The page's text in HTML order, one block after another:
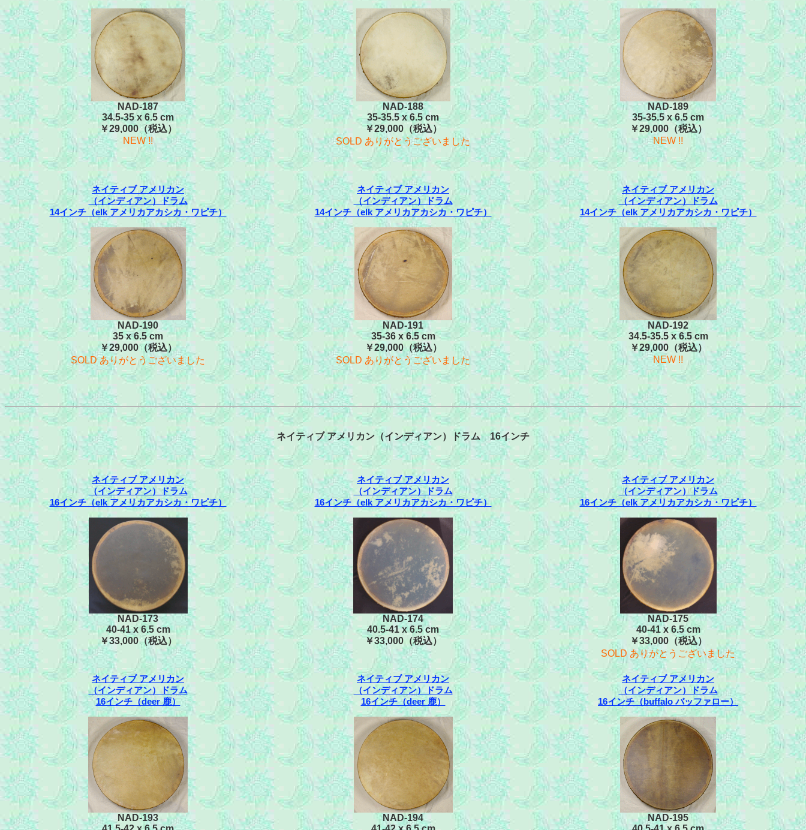
NAD-187
34.5-35 x 6.5 cm
￥29,000（税込）
NEW !!
NAD-188
35-35.5 x 6.5 cm
￥29,000（税込）
SOLD ありがとうございました
NAD-189
35-35.5 x 6.5 cm
￥29,000（税込）
NEW !!
ネイティブ アメリカン
（インディアン）ドラム
14インチ（elk アメリカアカシカ・ワピチ）
NAD-190
35 x 6.5 cm
￥29,000（税込）
SOLD ありがとうございました
ネイティブ アメリカン
（インディアン）ドラム
14インチ（elk アメリカアカシカ・ワピチ）
NAD-191
35-36 x 6.5 cm
￥29,000（税込）
SOLD ありがとうございました
ネイティブ アメリカン
（インディアン）ドラム
14インチ（elk アメリカアカシカ・ワピチ）
NAD-192
34.5-35.5 x 6.5 cm
￥29,000（税込）
NEW !!
ネイティブ アメリカン（インディアン）ドラム 16インチ
ネイティブ アメリカン
（インディアン）ドラム
16インチ（elk アメリカアカシカ・ワピチ）
NAD-173
40-41 x 6.5 cm
￥33,000（税込）
ネイティブ アメリカン
（インディアン）ドラム
16インチ（elk アメリカアカシカ・ワピチ）
NAD-174
40.5-41 x 6.5 cm
￥33,000（税込）
ネイティブ アメリカン
（インディアン）ドラム
16インチ（elk アメリカアカシカ・ワピチ）
NAD-175
40-41 x 6.5 cm
￥33,000（税込）
SOLD ありがとうございました
ネイティブ アメリカン
（インディアン）ドラム
16インチ（deer 鹿）
NAD-193
ネイティブ アメリカン
（インディアン）ドラム
16インチ（deer 鹿）
NAD-194
ネイティブ アメリカン
（インディアン）ドラム
16インチ（buffalo バッファロー）
NAD-195